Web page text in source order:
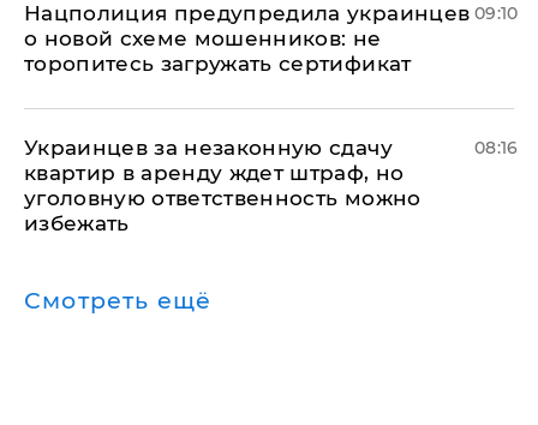
Нацполиция предупредила украинцев
о новой схеме мошенников: не
торопитесь загружать сертификат
09:10
Украинцев за незаконную сдачу
квартир в аренду ждет штраф, но
уголовную ответственность можно
избежать
08:16
Смотреть ещё